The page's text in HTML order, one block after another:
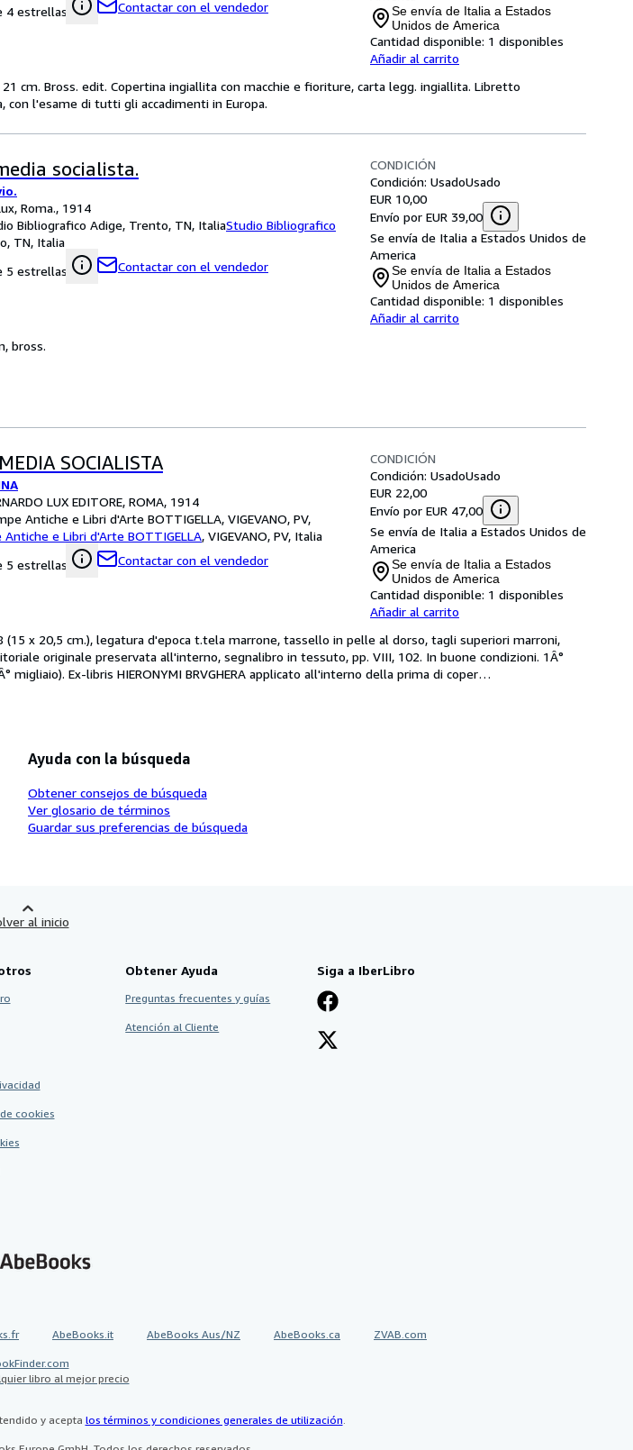
4 estrellas
Contactar con el vendedor
Se envía de Italia a Estados
Unidos de America
Cantidad disponible: 1 disponibles
Añadir al carrito
21 cm. Bross. edit. Copertina ingiallita con macchie e fioriture, carta legg. ingiallita. Libretto
con l'esame di tutti gli accadimenti in Europa.
socialista.
Roma., 1914
Bibliografico Adige, Trento, TN, ItaliaStudio Bibliografico
TN, Italia
5 estrellas
Contactar con el vendedor
CONDICIÓN
Condición: UsadoUsado
EUR 10,00
Envío por EUR 39,00
Se envía de Italia a Estados Unidos de
America
Se envía de Italia a Estados
Unidos de America
Cantidad disponible: 1 disponibles
Añadir al carrito
bross.
SOCIALISTA
LUX EDITORE, ROMA, 1914
Antiche e Libri d'Arte BOTTIGELLA, VIGEVANO, PV,
Antiche e Libri d'Arte BOTTIGELLA, VIGEVANO, PV, Italia
5 estrellas
Contactar con el vendedor
CONDICIÓN
Condición: UsadoUsado
EUR 22,00
Envío por EUR 47,00
Se envía de Italia a Estados Unidos de
America
Se envía de Italia a Estados
Unidos de America
Cantidad disponible: 1 disponibles
Añadir al carrito
(15 x 20,5 cm.), legatura d'epoca t.tela marrone, tassello in pelle al dorso, tagli superiori marroni,
originale preservata all'interno, segnalibro in tessuto, pp. VIII, 102. In buone condizioni. 1Â°
migliaio). Ex-libris HIERONYMI BRVGHERA applicato all'interno della prima di coper…
Ayuda con la búsqueda
Obtener consejos de búsqueda
Ver glosario de términos
Guardar sus preferencias de búsqueda
al inicio
cookies
Obtener Ayuda
Preguntas frecuentes y guías
Atención al Cliente
Siga a IberLibro
AbeBooks.it AbeBooks Aus/NZ AbeBooks.ca ZVAB.com
libro al mejor precio
y acepta los términos y condiciones generales de utilización.